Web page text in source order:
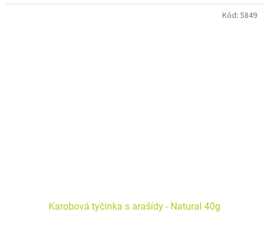
Karobová tyčinka s arašídy - Natural 40g
Kód: 5849